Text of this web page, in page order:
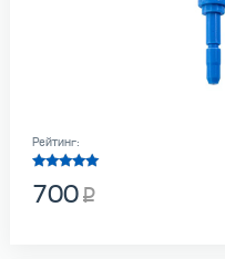
Рейтинг:
700